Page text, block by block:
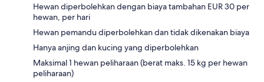
Hewan diperbolehkan dengan biaya tambahan EUR 30 per
hewan, per hari
Hewan pemandu diperbolehkan dan tidak dikenakan biaya
Hanya anjing dan kucing yang diperbolehkan
Maksimal 1 hewan peliharaan (berat maks. 15 kg per hewan
peliharaan)